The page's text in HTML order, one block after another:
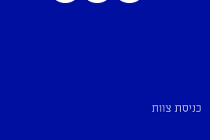
כניסת צוות